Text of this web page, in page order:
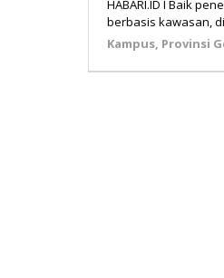
HABARI.ID I Baik
berbasis kawasan,
Kampus, Provinsi